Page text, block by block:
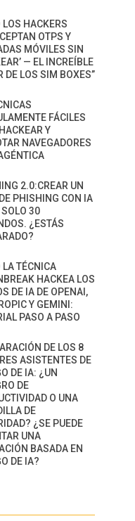
LOS HACKERS
OTPS Y
MÓVILES SIN
— EL INCREÍBLE
DE LOS SIM BOXES”
FÁCILES
Y
NAVEGADORES
2.0:CREAR UN
PHISHING CON IA
30
¿ESTÁS
LA TÉCNICA
HACKEA LOS
DE IA DE OPENAI,
Y GEMINI:
PASO A PASO
DE LOS 8
ASISTENTES DE
DE IA: ¿UN
DE
O UNA
DE
¿SE PUEDE
UNA
BASADA EN
DE IA?